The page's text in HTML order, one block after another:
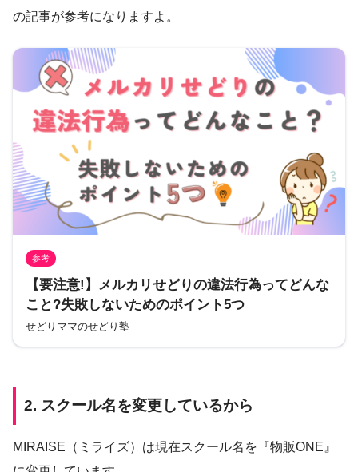
の記事が参考になりますよ。
参考
【要注意!】メルカリせどりの違法行為ってどんな
こと?失敗しないためのポイント5つ
せどりママのせどり塾
2. スクール名を変更しているから
MIRAISE（ミライズ）は現在スクール名を『物販ONE』